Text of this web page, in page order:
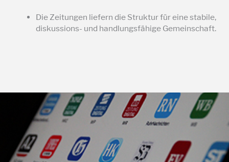
Die Zeitungen liefern die Struktur für eine stabile,
diskussions- und handlungsfähige Gemeinschaft.